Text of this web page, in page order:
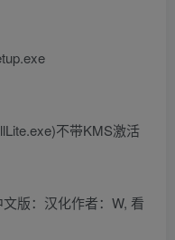
不带KMS激活
版：汉化作者：W, 看